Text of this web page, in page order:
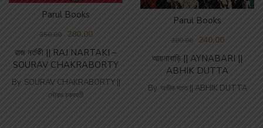
রাজ নর্তকী || RAJ NARTAKI –
SOURAV CHAKRABORTY
Parul Books
350.00 280.00
By SOURAV CHAKRABORTY ||
সৌরভ চক্রবর্তী
আয়নাবাড়ি || AYNABARI ||
ABHIK DUTTA
Parul Books
300.00 240.00
By অভীক দত্ত || ABHIK DUTTA